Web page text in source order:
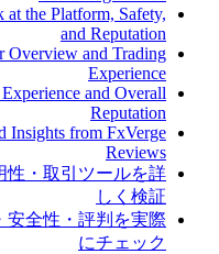
the Platform, Safety,
and Reputation
Overview and Trading
Experience
and Overall
Reputation
Insights from FxVerge
Reviews
性・取引ツールを詳
しく検証
安全性・評判を実際
にチェック